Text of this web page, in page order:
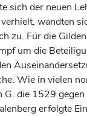
sich der neuen
wandten
zu. Für die
um die
Wie in vielen
G. die 1529
erfolgte